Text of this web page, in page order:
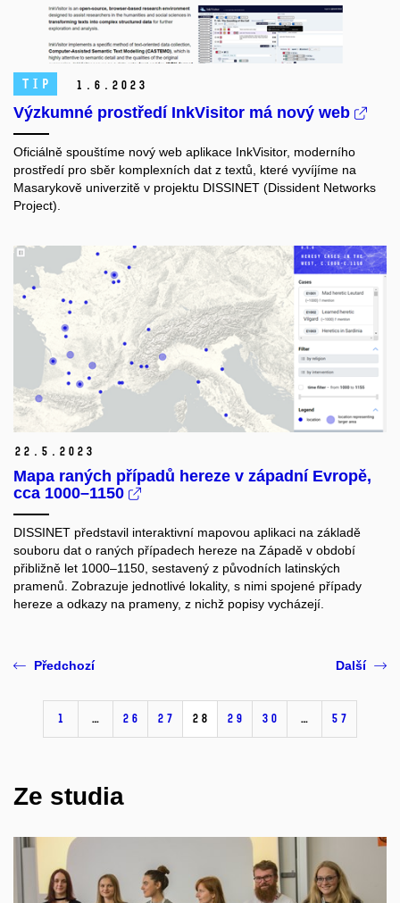
TIP 1. 6. 2023
Výzkumné prostředí InkVisitor má nový web
Oficiálně spouštíme nový web aplikace InkVisitor, moderního
prostředí pro sběr komplexních dat z textů, které vyvíjíme na
Masarykově univerzitě v projektu DISSINET (Dissident Networks
Project).
22. 5. 2023
Mapa raných případů hereze v západní Evropě,
cca 1000–1150
DISSINET představil interaktivní mapovou aplikaci na základě
souboru dat o raných případech hereze na Západě v období
přibližně let 1000–1150, sestavený z původních latinských
pramenů. Zobrazuje jednotlivé lokality, s nimi spojené případy
hereze a odkazy na prameny, z nichž popisy vycházejí.
Předchozí
1 … 26 27 28 29 30 … 57
Další
Ze studia